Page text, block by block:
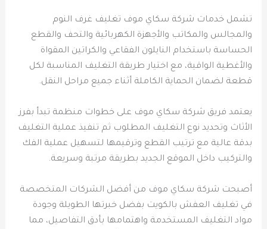
تشمل خدمات شركة سكاي موف تغليف غرف النوم
والمجالس والمكاتب والأجهزة الكهربائية والتحف والقطع
الحساسة باستخدام النايلون الفقاعي والكراتين المقواة
والأغطية الواقية، مع اختيار طريقة التغليف المناسبة لكل
قطعة لضمان الحماية الكاملة أثناء جميع مراحل النقل.
يعتمد فريق شركة سكاي موف على خطوات منظمة تبدأ بفرز
الأثاث وتحديد نوع التغليف المطلوب ثم تنفيذ عملية التغليف
بدقة عالية مع ترتيب القطع وترقيمها لتسهيل عملية الفك
والتركيب داخل الموقع الجديد بطريقة مرتبة وسريعة.
أصبحت شركة سكاي موف من أفضل الشركات المتخصصة
في تغليف العفش بالكويت بفضل خبرتها الطويلة وجودة
مواد التغليف المستخدمة واهتمامها بأدق التفاصيل، مما